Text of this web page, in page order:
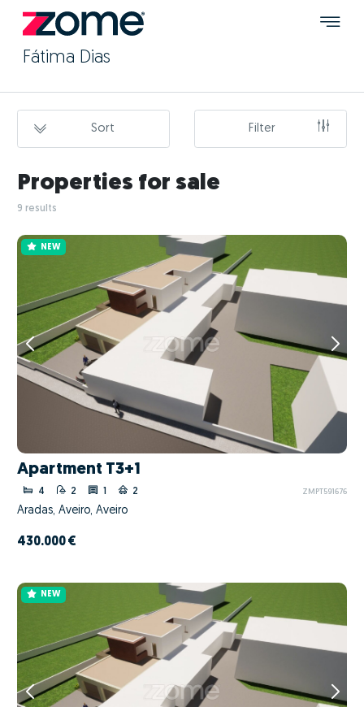
Fátima Dias
Sort Filter
Properties for sale
9 results
NEW
Apartment T3+1
4 2 1 2 ZMPT591676
Aradas, Aveiro, Aveiro
430.000 €
NEW